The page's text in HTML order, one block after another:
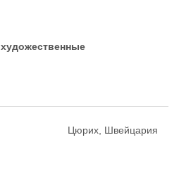
художественные
Цюрих, Швейцария